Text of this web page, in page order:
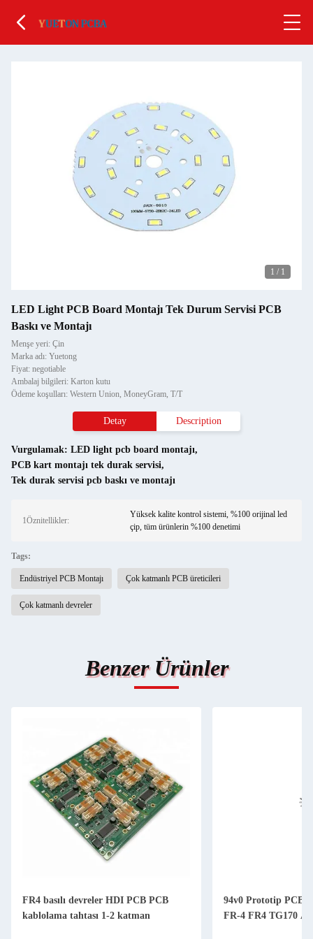
1 / 1
LED Light PCB Board Montajı Tek Durum Servisi PCB
Baskı ve Montajı
Menşe yeri: Çin
Marka adı: Yuetong
Fiyat: negotiable
Ambalaj bilgileri: Karton kutu
Ödeme koşulları: Western Union, MoneyGram, T/T
Detay Description
Vurgulamak: LED light pcb board montajı,
PCB kart montajı tek durak servisi,
Tek durak servisi pcb baskı ve montajı
1Öznitellikler:
Yüksek kalite kontrol sistemi, %100 orijinal led
çip, tüm ürünlerin %100 denetimi
Tags:
Endüstriyel PCB Montajı Çok katmanlı PCB üreticileri
Çok katmanlı devreler
Benzer Ürünler
FR4 basılı devreler HDI PCB PCB
kablolama tahtası 1-2 katman
94v0 Prototip
FR-4 FR4 TG170